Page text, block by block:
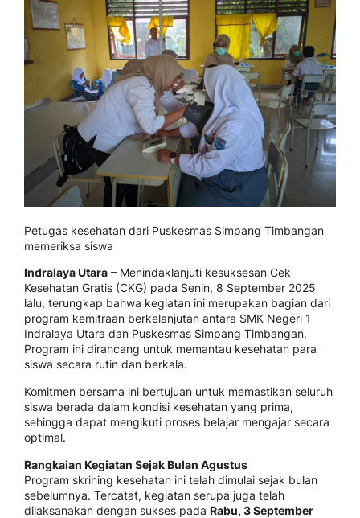
Petugas kesehatan dari Puskesmas Simpang Timbangan
memeriksa siswa
Indralaya Utara – Menindaklanjuti kesuksesan Cek
Kesehatan Gratis (CKG) pada Senin, 8 September 2025
lalu, terungkap bahwa kegiatan ini merupakan bagian dari
program kemitraan berkelanjutan antara SMK Negeri 1
Indralaya Utara dan Puskesmas Simpang Timbangan.
Program ini dirancang untuk memantau kesehatan para
siswa secara rutin dan berkala.
Komitmen bersama ini bertujuan untuk memastikan seluruh
siswa berada dalam kondisi kesehatan yang prima,
sehingga dapat mengikuti proses belajar mengajar secara
optimal.
Rangkaian Kegiatan Sejak Bulan Agustus
Program skrining kesehatan ini telah dimulai sejak bulan
sebelumnya. Tercatat, kegiatan serupa juga telah
dilaksanakan dengan sukses pada Rabu, 3 September